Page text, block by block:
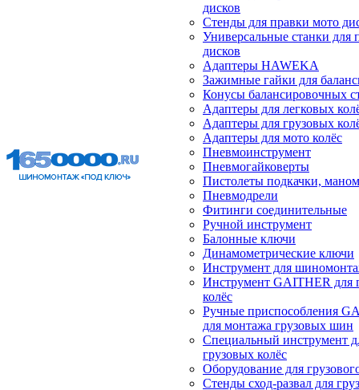
дисков
Стенды для правки мото
Универсальные станки для
дисков
Адаптеры HAWEKA
Зажимные гайки для
Конусы балансировочных
Адаптеры для легковых
Адаптеры для грузовых
Адаптеры для мото колёс
Пневмоинструмент
Пневмогайковерты
Пистолеты подкачки,
Пневмодрели
Фитинги соединительные
Ручной инструмент
Балонные ключи
Динамометрические ключи
Инструмент для
Инструмент GAITHER для
колёс
Ручные приспособления
для монтажа грузовых шин
Специальный инструмент
грузовых колёс
Оборудование для
Стенды сход-развал для